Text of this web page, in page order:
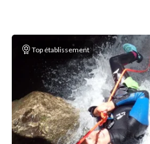
Top établissement